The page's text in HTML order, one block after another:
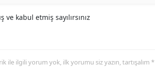
ve kabul etmiş sayılırsınız
ile ilgili yorum yok, ilk yorumu siz yazın, tartışalım *